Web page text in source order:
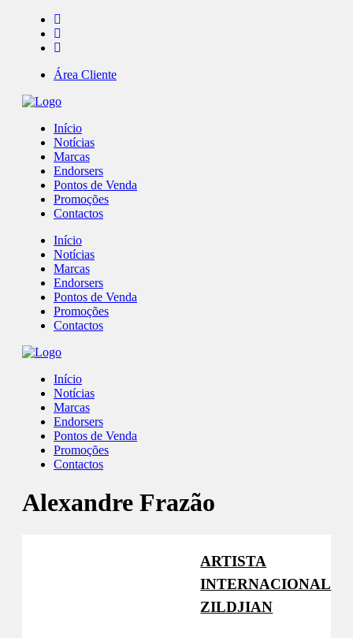
Área Cliente
Início
Notícias
Marcas
Endorsers
Pontos de Venda
Promoções
Contactos
Início
Notícias
Marcas
Endorsers
Pontos de Venda
Promoções
Contactos
Início
Notícias
Marcas
Endorsers
Pontos de Venda
Promoções
Contactos
Alexandre Frazão
ARTISTA
INTERNACIONAL
ZILDJIAN